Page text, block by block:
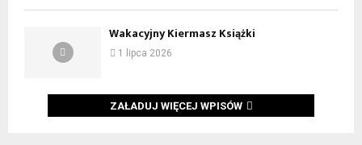
Wakacyjny Kiermasz Książki
1 lipca 2026
ZAŁADUJ WIĘCEJ WPISÓW